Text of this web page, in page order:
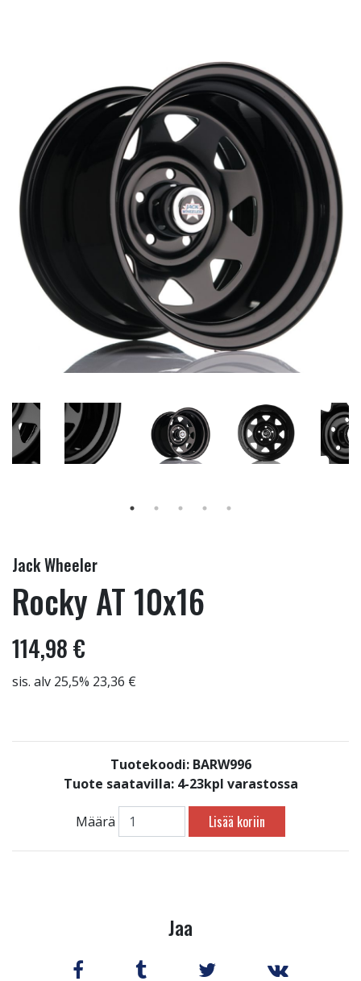
Jack Wheeler
Rocky AT 10x16
114,98 €
sis. alv 25,5% 23,36 €
Tuotekoodi: BARW996
Tuote saatavilla: 4-23kpl varastossa
Määrä Lisää koriin
Jaa